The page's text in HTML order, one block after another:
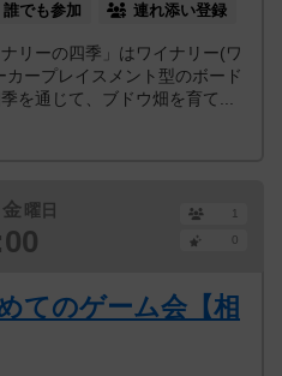
誰でも参加 連れ添い登録
リーの四季」はワイナリー(ワ
ープレイスメント型のボード
を通じて、ブドウ畑を育て...
金曜日
1
0
てのゲーム会【相